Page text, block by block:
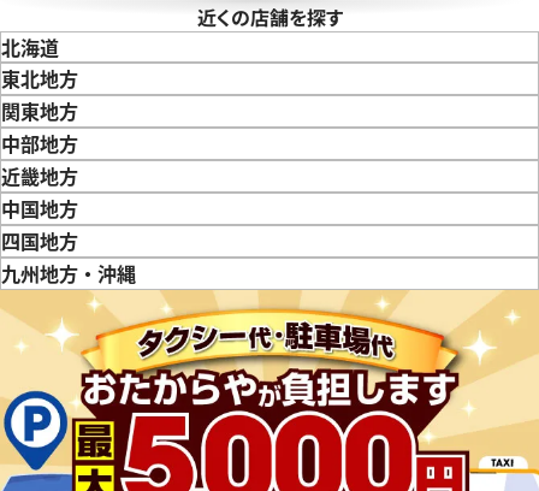
スター 2501.83
格
9日時点の参考買取価格です
オメガ デ・ヴィル プレステ
参考買取価格
131,000円
近くの店舗を探す
北海道
東北地方
青森県岩手県
関東地方
東京都神奈川県
中部地方
新潟県富山県
近畿地方
三重県滋賀県
中国地方
鳥取県島根県
四国地方
徳島県香川県愛媛県
九州地方・沖縄
福岡県
佐賀県 長崎県 熊本県大分県宮崎県鹿児島県